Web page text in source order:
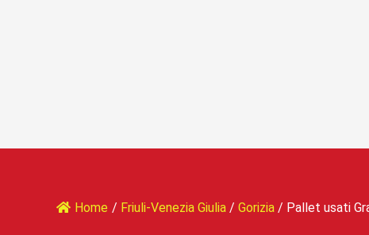
Home / Friuli-Venezia Giulia / Gorizia / Pallet usati